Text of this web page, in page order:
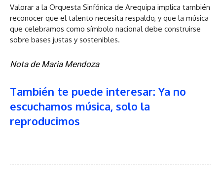
Valorar a la Orquesta Sinfónica de Arequipa implica también
reconocer que el talento necesita respaldo, y que la música
que celebramos como símbolo nacional debe construirse
sobre bases justas y sostenibles.
Nota de Maria Mendoza
También te puede interesar: Ya no
escuchamos música, solo la
reproducimos